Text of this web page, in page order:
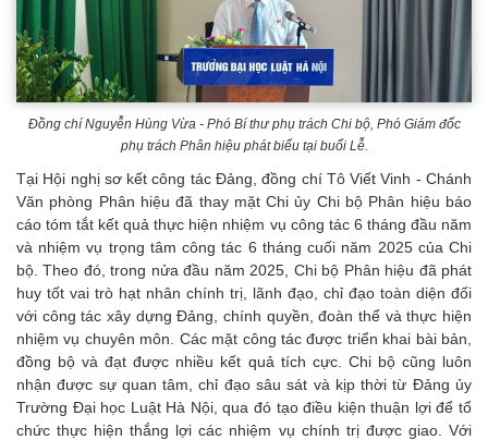
Đồng chí Nguyễn Hùng Vừa - Phó Bí thư phụ trách Chi bộ, Phó Giám đốc
phụ trách Phân hiệu phát biểu tại buổi Lễ.
Tại Hội nghị sơ kết công tác Đảng, đồng chí Tô Viết Vinh - Chánh
Văn phòng Phân hiệu đã thay mặt Chi ủy Chi bộ Phân hiệu báo
cáo tóm tắt kết quả thực hiện nhiệm vụ công tác 6 tháng đầu năm
và nhiệm vụ trọng tâm công tác 6 tháng cuối năm 2025 của Chi
bộ. Theo đó, trong nửa đầu năm 2025, Chi bộ Phân hiệu đã phát
huy tốt vai trò hạt nhân chính trị, lãnh đạo, chỉ đạo toàn diện đối
với công tác xây dựng Đảng, chính quyền, đoàn thể và thực hiện
nhiệm vụ chuyên môn. Các mặt công tác được triển khai bài bản,
đồng bộ và đạt được nhiều kết quả tích cực. Chi bộ cũng luôn
nhận được sự quan tâm, chỉ đạo sâu sát và kịp thời từ Đảng ủy
Trường Đại học Luật Hà Nội, qua đó tạo điều kiện thuận lợi để tổ
chức thực hiện thắng lợi các nhiệm vụ chính trị được giao. Với